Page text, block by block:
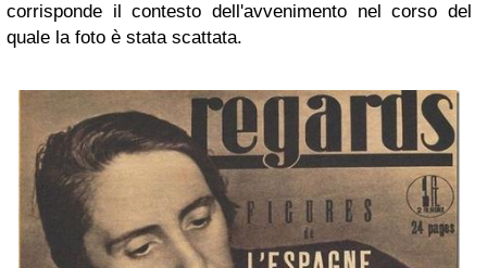
corrisponde il contesto dell'avvenimento nel corso del
quale la foto è stata scattata.